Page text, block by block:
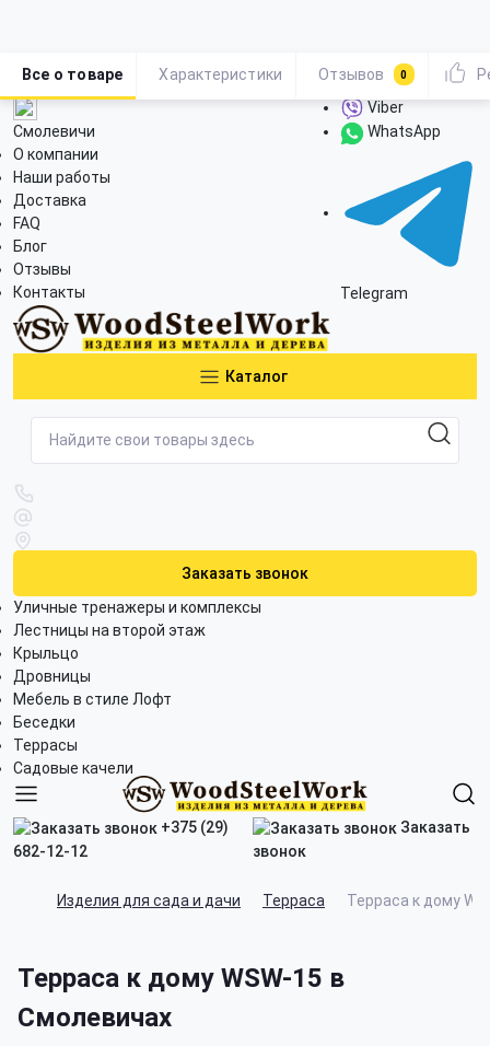
Смолевичи
О компании
Наши работы
Доставка
FAQ
Блог
Отзывы
Контакты
Viber
WhatsApp
Telegram
Каталог
Заказать звонок
Уличные тренажеры и комплексы
Лестницы на второй этаж
Крыльцо
Дровницы
Мебель в стиле Лофт
Беседки
Террасы
Садовые качели
+375 (29)
682-12-12
Заказать
звонок
Изделия для сада и дачи Терраса Терраса к дому
Терраса к дому WSW-15 в
Смолевичах
Все о товаре Характеристики Отзывов 0